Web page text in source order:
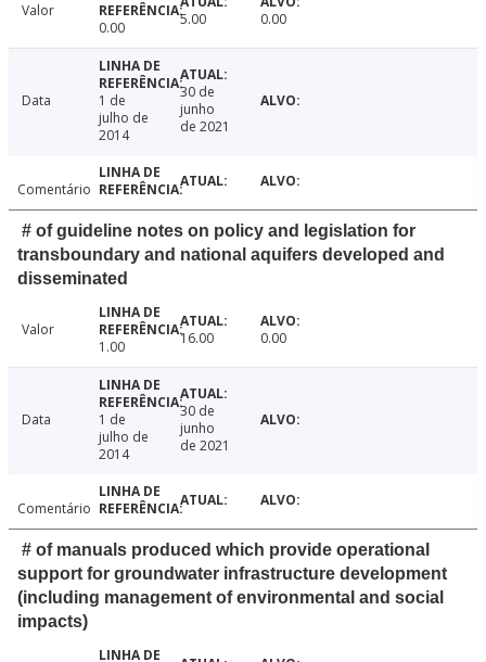
Valor
0.00
5.00 0.00
Data
1 de
julho de
2014
30 de
junho
de 2021
Comentário
# of guideline notes on policy and legislation for
transboundary and national aquifers developed and
disseminated
Valor
1.00
16.00 0.00
Data
1 de
julho de
2014
30 de
junho
de 2021
Comentário
# of manuals produced which provide operational
support for groundwater infrastructure development
(including management of environmental and social
impacts)